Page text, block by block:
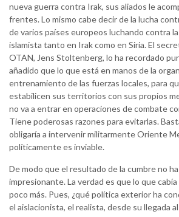
nueva guerra contra Irak, sus aliados le
frentes. Lo mismo cabe decir de la lucha
de varios países europeos luchando contra
islamista tanto en Irak como en Siria. El
OTAN, Jens Stoltenberg, lo ha recordado
añadido que lo que está en manos de la
entrenamiento de las fuerzas locales, para
estabilicen sus territorios con sus propios
no va a entrar en operaciones de combate
Tiene poderosas razones para evitarlas.
obligaría a intervenir militarmente Oriente
políticamente es inviable.
De modo que el resultado de la cumbre no
impresionante. La verdad es que lo que
poco más. Pues, ¿qué política exterior ha
el aislacionista, el realista, desde su llegada